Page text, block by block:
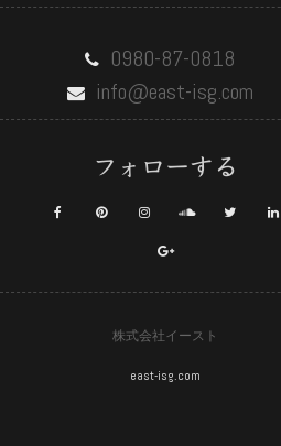
0980-87-0818
info@east-isg.com
フォローする
株式会社イースト
east-isg.com